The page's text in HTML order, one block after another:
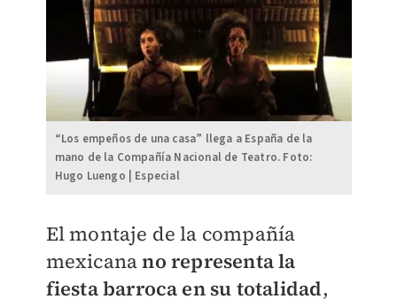
“Los empeños de una casa” llega a España de la
mano de la Compañía Nacional de Teatro. Foto:
Hugo Luengo | Especial
El montaje de la compañía
mexicanano representa la
fiesta barroca en su totalidad,